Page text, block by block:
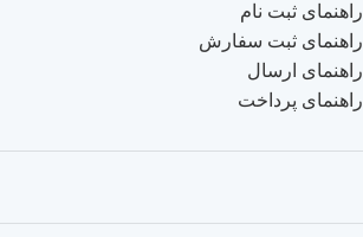
راهنمای ثبت نام
راهنمای ثبت سفارش
راهنمای ارسال
راهنمای پرداخت